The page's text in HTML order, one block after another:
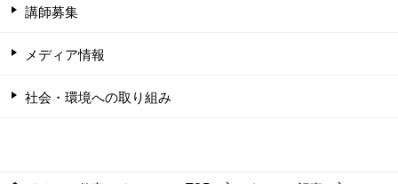
講師募集
メディア情報
社会・環境への取り組み